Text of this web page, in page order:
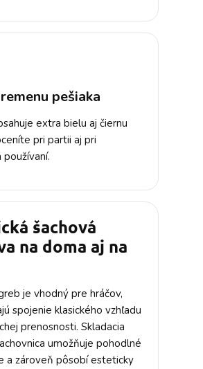
pešiaka
extra bielu aj čiernu
pri partii aj pri
šachová
na doma aj na
je vhodný pre hráčov,
spojenie klasického vzhľadu
prenosnosti. Skladacia
umožňuje pohodlné
a zároveň pôsobí esteticky